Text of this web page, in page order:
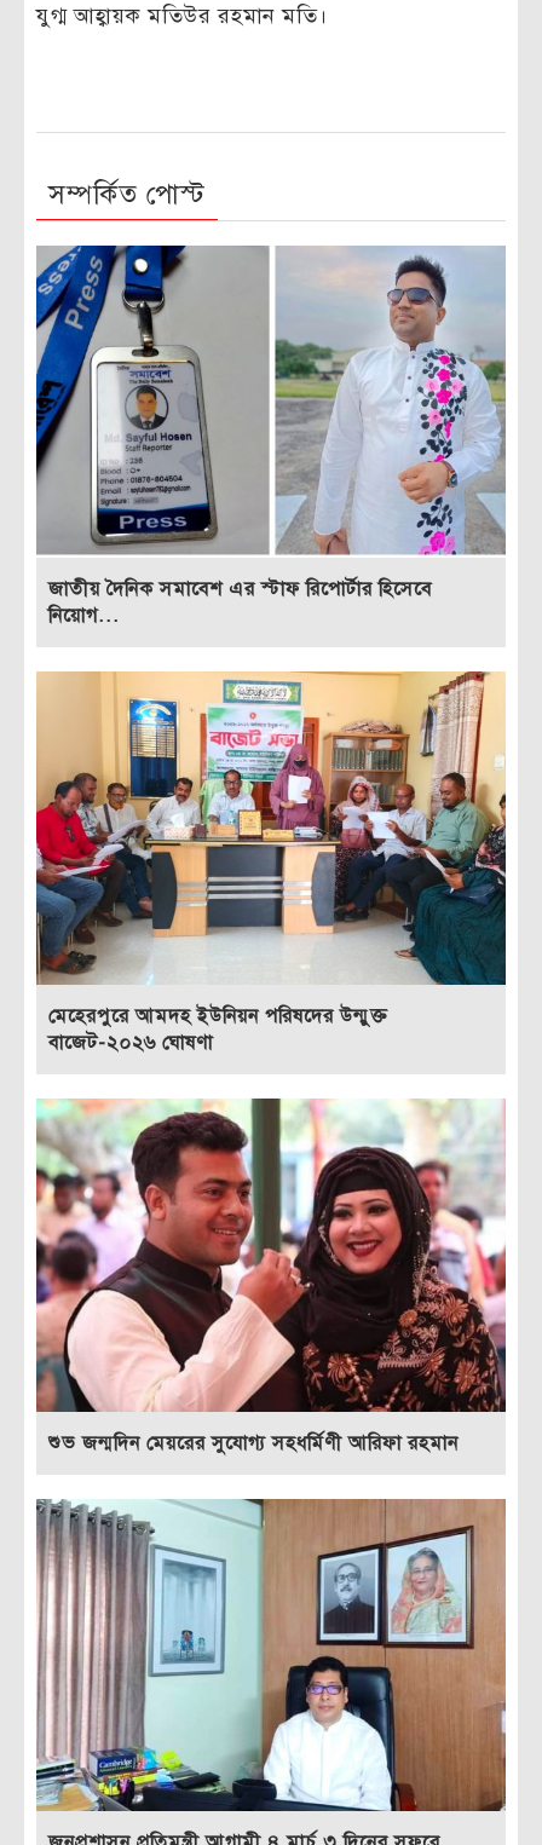
যুগ্ম আহ্বায়ক মতিউর রহমান মতি।
সম্পর্কিত পোস্ট
জাতীয় দৈনিক সমাবেশ এর স্টাফ রিপোর্টার হিসেবে
নিয়োগ...
মেহেরপুরে আমদহ ইউনিয়ন পরিষদের উন্মুক্ত
বাজেট-২০২৬ ঘোষণা
শুভ জন্ম‌দিন মেয়রের সুযোগ্য সহধর্মিণী আরিফা রহমান